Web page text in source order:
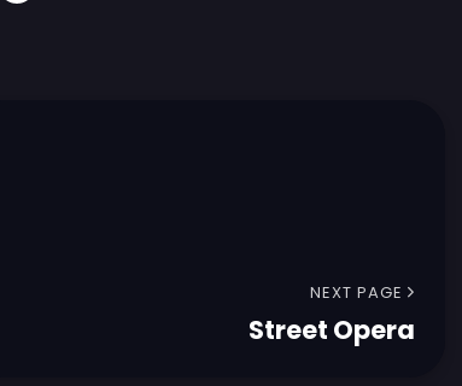
NEXT PAGE
Street Opera